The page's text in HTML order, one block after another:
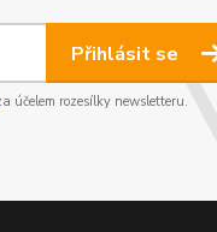
Přihlásit se
účelem rozesílky newsletteru.